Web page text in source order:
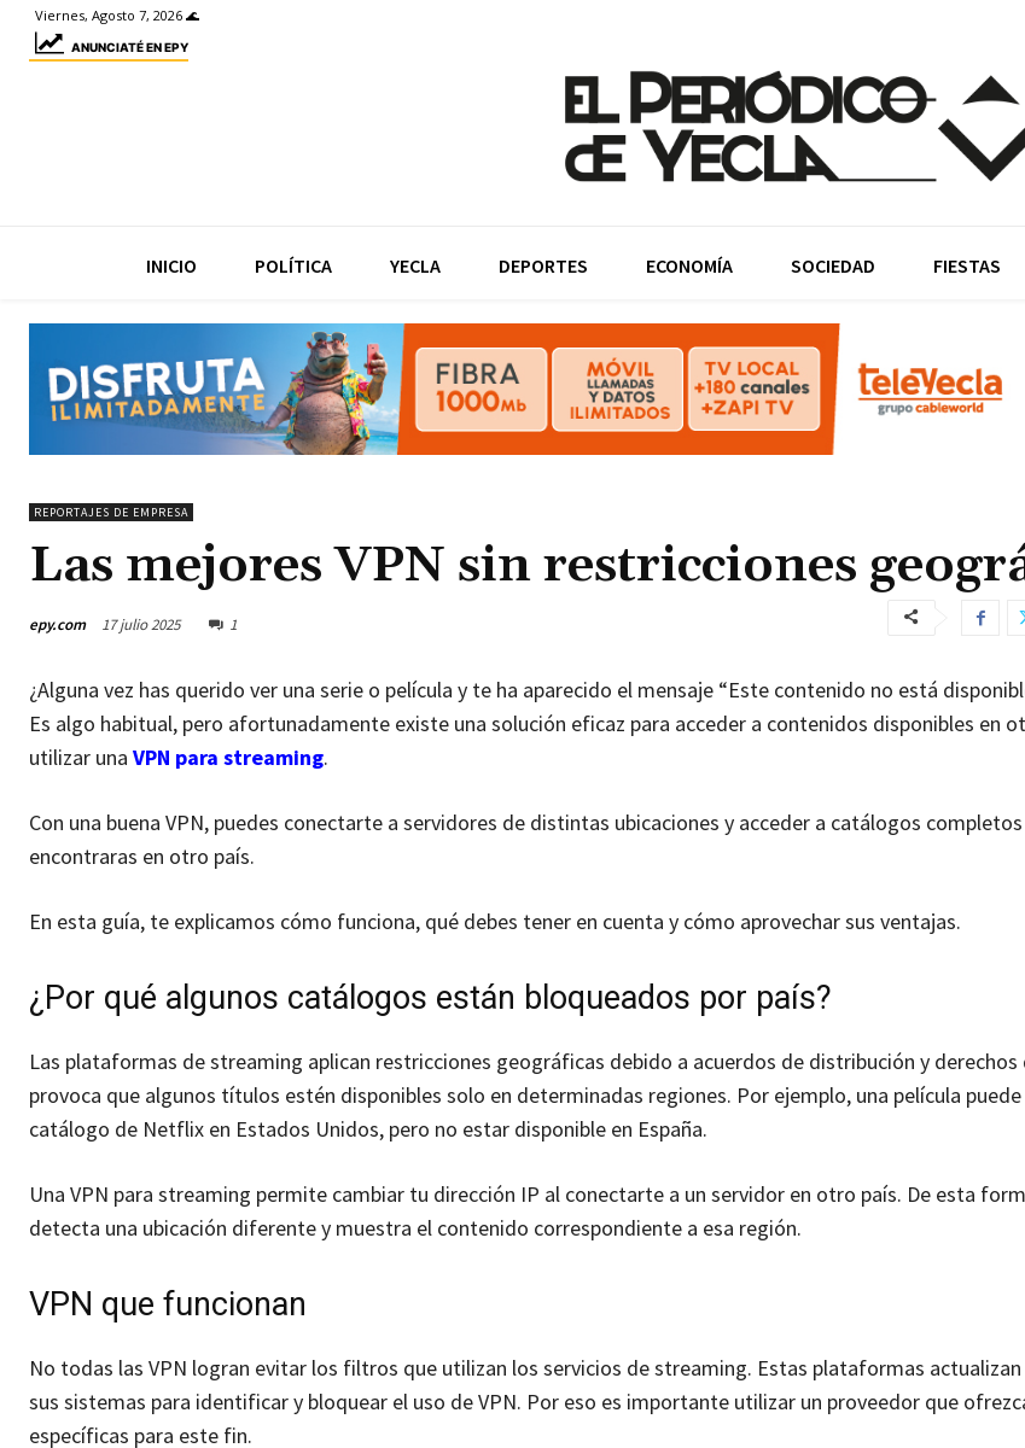
Viernes, Agosto 7, 2026 🌊
ANUNCIATÉ EN EPY
INICIO POLÍTICA YECLA DEPORTES ECONOMÍA SOCIEDAD FIESTAS
REPORTAJES DE EMPRESA
Las mejores VPN sin restricciones
epy.com 17 julio 2025 1
¿Alguna vez has querido ver una serie o película y te ha aparecido el mensaje “Este contenido no está
Es algo habitual, pero afortunadamente existe una solución eficaz para acceder a contenidos disponibles en
utilizar una VPN para streaming.
Con una buena VPN, puedes conectarte a servidores de distintas ubicaciones y acceder a catálogos
encontraras en otro país.
En esta guía, te explicamos cómo funciona, qué debes tener en cuenta y cómo aprovechar sus ventajas.
¿Por qué algunos catálogos están bloqueados por país?
Las plataformas de streaming aplican restricciones geográficas debido a acuerdos de distribución y derechos
provoca que algunos títulos estén disponibles solo en determinadas regiones. Por ejemplo, una película
catálogo de Netflix en Estados Unidos, pero no estar disponible en España.
Una VPN para streaming permite cambiar tu dirección IP al conectarte a un servidor en otro país. De esta
detecta una ubicación diferente y muestra el contenido correspondiente a esa región.
VPN que funcionan
No todas las VPN logran evitar los filtros que utilizan los servicios de streaming. Estas plataformas
sus sistemas para identificar y bloquear el uso de VPN. Por eso es importante utilizar un proveedor que
específicas para este fin.